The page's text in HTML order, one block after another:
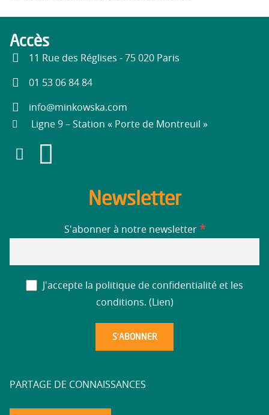
Accès
11 Rue des Réglises - 75 020 Paris
01 53 06 84 84
info@minkowska.com
Ligne 9 – Station « Porte de Montreuil »
Newsletter
S'abonner à notre newsletter *
J'accepte la politique de confidentialité et les
conditions. ( Lien)
PARTAGE DE CONNAISSANCES